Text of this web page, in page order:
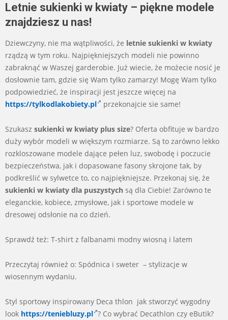
Letnie sukienki w kwiaty – piękne modele
znajdziesz u nas!
Dziewczyny, nie ma wątpliwości, że letnie sukienki w kwiaty
rządzą w tym roku. Najpiękniejszych modeli nie powinno
zabraknąć w Waszej garderobie. Już wiecie, że możecie nosić je
dosłownie tam, gdzie się Wam tylko zamarzy! Mogę Wam tylko
podpowiedzieć, że inspiracji jest jeszcze więcej na
https://tylkodlakobiety.pl
przekonajcie sie same!
Szukasz sukienki w kwiaty plus size? Oferta obfituje w bardzo
duży wybór modeli w większym rozmiarze. Są to zarówno lekko
rozkloszowane modele dające pełen luz, swobodę i poczucie
bezpieczeństwa, jak i dopasowane fasony skrojone tak, by
podkreślić w sylwetce to, co najpiękniejsze. Przekonaj się, że
sukienki w kwiaty dla puszystych są dla Ciebie! Zarówno te
eleganckie, kobiece, zmysłowe, jak i sportowe modele w
dresowej odsłonie na co dzień.
Sprawdź też: T-shirt z falbanami modny wiosną i latem
Przeczytaj również o: Spódnica i sweter – stylizacje w
wiosennym wydaniu.
Styl sportowy inspirowany Deca thlon jak stworzyć wygodny
look https://teniebluzy.pl ? Co wybrać Decathlon czy eButik?